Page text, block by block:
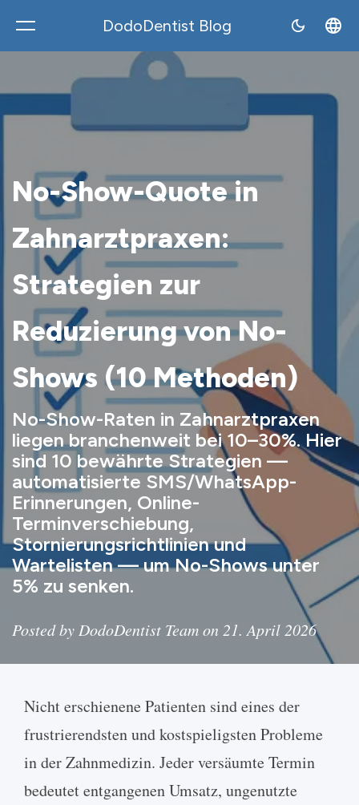
DodoDentist Blog
No-Show-Quote in
Zahnarztpraxen:
Strategien zur
Reduzierung von No-
Shows (10 Methoden)
No-Show-Raten in Zahnarztpraxen
liegen branchenweit bei 10–30%. Hier
sind 10 bewährte Strategien —
automatisierte SMS/WhatsApp-
Erinnerungen, Online-
Terminverschiebung,
Stornierungsrichtlinien und
Wartelisten — um No-Shows unter
5% zu senken.
Posted by DodoDentist Team on 21. April 2026
Nicht erschienene Patienten sind eines der frustrierendsten und kostspieligsten Probleme in der Zahnmedizin. Jeder versäumte Termin bedeutet entgangenen Umsatz, ungenutzte Behandlungszeit und eine Versorgungslücke für den Patienten. Studien zeigen durchgängig No-Show-Raten zwischen 10 und 30 Prozent, in manchen Praxen noch höher. Die gute Nachricht: Die meisten No-Shows sind vermeidbar. Mit den richtigen Systemen und Strategien können Sie versäumte Termine deutlich reduzieren und Ihren Terminkalender reibungslos am Laufen halten. Moderne [SMS-Terminerinnerungen](/de/sms-terminerinnerung-zahnarzt/) automatisieren die meisten der unten beschriebenen Taktiken. Hier sind zehn bewährte Methoden. ## Benchmarks für No-Show-Quoten in Zahnarztpraxen | Praxisprofil | No-Show-Quote | |---|---| | Branchendurchschnitt | **10–30%** | | Praxen ohne automatische Erinnerungen | **bis zu 50%** | | Gut organisierte Praxen | **5–10%** | | Spitzenpraxen (automatisierte Erinnerungen + Warteliste) | **unter 5%** | Die 10–30%-Benchmark wird von zahlreichen praxismanagementbezogenen Studien bestätigt. Der Unterschied zwischen Durchschnitt und Spitze liegt in einem Punkt: Systeme. ## 1. Automatisierte Terminerinnerungen senden Die mit Abstand wirksamste Methode zur Reduzierung von No-Shows ist die automatisierte, wiederholte Erinnerung der Patienten an bevorstehende Termine. Manuelle Telefonanrufe sind zeitaufwendig und unzuverlässig. Automatisierte Erinnerungen per **SMS, WhatsApp und E-Mail** erreichen Patienten auf den Kanälen, die sie tatsächlich nutzen — ohne zusätzlichen Aufwand für Ihr Empfangsteam. ### Best Practices für Erinnerungen - Erste Erinnerung **48 Stunden vor** dem Termin. - Zweite Erinnerung am **Morgen des Termins**. - In jeder Nachricht: **Datum, Uhrzeit, Adresse und Name des Behandlers**. - Ein **Ein-Klick-Bestätigungslink**, damit Patienten bestätigen oder verschieben können. ### WhatsApp-Erinnerungen nutzen In Ländern, in denen Messenger-Apps beliebter sind als SMS, erreichen [WhatsApp-Terminerinnerungen](https://dododentist.com/de/whatsapp-terminerinnerung-zahnarzt/) Öffnungsraten über 95 Prozent — besonders bei mehrsprachigen Patientenstämmen. Praxismanagement-Tools wie DodoDentist automatisieren diesen gesamten Prozess mit mehrkanaligen Erinnerungen auf einem anpassbaren Zeitplan. ## 2. Online-Buchung und Terminverschiebung anbieten Patienten, die ihre Termine eigenständig verwalten können, erscheinen deutlich häufiger. Wenn eine Terminverschiebung nur per Anruf während der Geschäftszeiten möglich ist, melden sich viele Patienten einfach nicht — sie kommen dann auch nicht. Bieten Sie Ihren Patienten: - Eine **Online-Buchungsseite**, auf der sie einen passenden Termin wählen können. - Einen **Verschiebungslink** in jeder Erinnerungsnachricht. - Die Möglichkeit, bis zu einer angemessenen Frist zu **stornieren oder zu verschieben**. Einfache Verschiebungsmöglichkeiten verwandeln potenzielle No-Shows in umgebuchte Termine. ## 3. Klare Stornierungsrichtlinie einführen Jede Praxis sollte eine Stornierungsrichtlinie haben — und Patienten sollten sie vom ersten Tag an kennen. ### Elemente einer wirksamen Richtlinie - **24 bis 48 Stunden Vorlaufzeit** für Stornierungen fordern. - Die Richtlinie **beim ersten Besuch**, auf Ihrer Website und in Terminbestätigungen kommunizieren. - Eine **Stornierungsgebühr** für wiederholte No-Shows erwägen (und konsequent durchsetzen). - Positiv formulieren: „Wir reservieren diese Zeit exklusiv für Sie, und eine frühzeitige Absage erlaubt uns, den Termin einem anderen Patienten anzubieten." Ziel ist nicht Bestrafung, sondern Verbindlichkeit. Die meisten Patienten respektieren die Richtlinie, sobald sie sie verstehen. ## 4. Termine im Voraus bestätigen lassen Es gibt einen Unterschied zwischen einer Erinnerung und einer Bestätigung. Erinnerungen informieren — Bestätigungen verlangen eine aktive Zusage. Wenn ein Patient nicht auf eine Bestätigungsanfrage reagiert, ist das ein starkes Signal. Sie können dann: - Telefonisch nachhaken. - Den Slot einem wartenden Patienten anbieten. - Proaktiv umbuchen. Zwei-Wege-Bestätigung macht aus passiven Erinnerungen handlungsfähige Kommunikation. ## 5. Zeit zwischen Buchung und Termin verkürzen Je länger die Lücke zwischen Buchung und Termin, desto höher die No-Show-Wahrscheinlichkeit. Das Leben kommt dazwischen, Prioritäten verschieben sich, der Termin verliert an Dringlichkeit. ### So verkürzen Sie die Lücke - **Gleichwochige oder nächsttägige Verfügbarkeit** für Routinetermine anbieten. - Eine **Warteliste** führen, um Absagen schnell aufzufüllen. - **Nicht zu weit im Voraus buchen**, außer der Eingriff erfordert es. Ist eine lange Wartezeit unvermeidlich, erhöhen Sie die Anzahl der Erinnerungen im Vorfeld. ## 6. Vor-Termin-Informationen senden Patienten erscheinen eher, wenn sie vorbereitet sind und wissen, was sie erwartet. Eine kurze Nachricht vor dem Termin macht einen großen Unterschied. Inhalte: - **Was mitzubringen ist**: Versichertenkarte, Ausweis, ausgefüllte Formulare. - **Was zu erwarten ist**: kurze Beschreibung des Eingriffs. - **Parken und Anfahrt**: besonders für Neupatienten. - **Geschätzte Dauer**: damit der Tag planbar bleibt. Das zeigt Wertschätzung für die Zeit der Patienten und reduziert Angst — vor allem bei Patienten, die Zahnarzttermine als belastend empfinden. ## 7. Stärkere Patientenbeziehungen aufbauen Patienten, die eine persönliche Bindung zur Praxis empfinden, lassen deutlich seltener Termine ausfallen. Beziehungsaufbau beginnt beim ersten Kontakt und setzt sich bei jedem Besuch fort. ### Wege zur Beziehungsstärkung - Patienten **beim Namen begrüßen** und persönliche Details erinnern. - **Nach Eingriffen nachfassen** mit einem kurzen Anruf oder einer Nachricht. - Eine **einladende Atmosphäre schaffen** — bequeme Wartebereiche, freundliches Personal, kurze Wartezeiten. - **Transparenz** bei Behandlungsplänen und Kosten. Wenn Patienten ihrem Behandlungsteam vertrauen, fühlt sich das Einhalten eines Termins wichtig an — nicht optional. ## 8. Warteliste zum Füllen von Lücken nutzen Auch bei bester Prävention wird es immer Absagen geben. Eine Warteliste sorgt dafür, dass offene Slots nicht verloren gehen. ### Eine Warteliste effektiv führen - Wenn Patienten bei vollem Kalender anrufen, bieten Sie die Warteliste an. - Bei einer Absage automatisch Wartelisten-Patienten nach dem „Wer zuerst kommt"-Prinzip benachrichtigen. - Automatisierte Benachrichtigungen nutzen — keine manuellen Anrufe. Eine gut geführte Warteliste hält Ihre Stühle besetzt und mildert die finanziellen Folgen kurzfristiger Absagen. ## 9. Ursachen an der Wurzel packen Nicht alle No-Shows haben denselben Grund. Das Verstehen der Ursachen erlaubt eine gezielte Reaktion. ### Häufige Gründe und Lösungen - **Vergesslichkeit** — gelöst durch automatisierte Erinnerungen und Bestätigungen. - **Angst** — angehen mit einfühlsamer Kommunikation, Sedationsoptionen und beruhigender Atmosphäre. - **Kostensorgen** — transparente Preise, Ratenzahlung, Versicherungsabklärung vorab. - **Transportprobleme** — klare Anfahrts- und Parkhinweise. - **Zeitkonflikte** — flexible Zeiten, auch früh morgens, abends oder samstags. Fragen Sie Patienten, die nicht erschienen sind, nach dem Grund. Die Antworten zeigen Muster, die Sie systematisch angehen können. ## 10. No-Show-Daten erfassen und analysieren Man kann nicht verbessern, was man nicht misst. Erfassen Sie Ihre No-Show-Quote über die Zeit und suchen Sie nach Mustern. ### Was messen - **Gesamt-No-Show-Quote** pro Woche und Monat. - **No-Show-Quote nach Wochentag** und Tageszeit. - **No-Show-Quote nach Termintyp** — Neupatienten, Kontrolluntersuchungen, Eingriffe. - **Wiederholungstäter** — Patienten, die regelmäßig Termine versäumen, direkt ansprechen. Nutzen Sie Ihre Praxissoftware für Auswertungen und prüfen Sie sie monatlich. Setzen Sie eine Zielquote und verfolgen Sie Ihren Fortschritt. ## So stoppen Sie Absagen in der Zahnarztpraxis Der schnellste Weg, Absagen zu stoppen: Reibung auf beiden Seiten reduzieren. Kurzfristige Absagen haben meist drei Ursachen — Vergesslichkeit, Unbequemlichkeit oder Angst. Gehen Sie alle drei an: 1. **Zwei Erinnerungen senden** — 48 Stunden vorher und am Morgen des Termins. 2. **Ein-Klick-Verschiebungslink** in jeder Erinnerung — Absagen in Umbuchungen verwandeln. 3. **Vorlaufzeit (24–48 Stunden)** in der schriftlichen Stornierungsrichtlinie. 4. **Kleine Stornogebühr** bei Wiederholungstätern (unter 25 € reicht meist). 5. **Flexible Zeiten** — frühe, späte und samstägliche Slots eliminieren „Ich konnte nicht von der Arbeit weg". Praxen, die diese fünf Regeln durchsetzen, senken ihre Absagequote typischerweise um 60–70 Prozent innerhalb von 90 Tagen. ## Strategien zur Reduzierung von No-Shows in Zahnarztpraxen Für nachhaltige Ergebnisse brauchen Sie ein System — keine einzelne Taktik. Eine einzige Erinnerungskampagne reicht nicht. Praxen mit No-Show-Quoten unter 5% haben vier gemeinsame Gewohnheiten: - **Mehrkanalige Erinnerungen**: SMS + WhatsApp + E-Mail, nicht nur ein Kanal. - **Zwei-Wege-Bestätigung**: Patienten müssen aktiv „Bestätigen" tippen — schweigende Patienten werden angerufen. - **Kurze Zeiträume** zwischen Buchung und Termin: Routinetermine innerhalb von 14 Tagen. - **Monatliche No-Show-Auswertung**: nach Tag, Uhrzeit, Termintyp, Behandler — Ausreißer korrigieren. Tools wie [DodoDentist](https://dododentist.com/) automatisieren alle vier Punkte, damit Ihr Empfang sich auf die Patienten im Stuhl konzentrieren kann. ## Alles zusammenbringen No-Show-Reduktion ist keine Einzelmaßnahme — sondern ein System sich überlappender Strategien. Ein praktischer Aktionsplan: 1. **Mit automatisierten Erinnerungen starten** — das allein kann No-Shows um 30 Prozent oder mehr senken. 2. **Online-Buchung und -Verschiebung ermöglichen** für einfaches Termin-Management. 3. **Stornierungsrichtlinie einführen und kommunizieren** für Verbi